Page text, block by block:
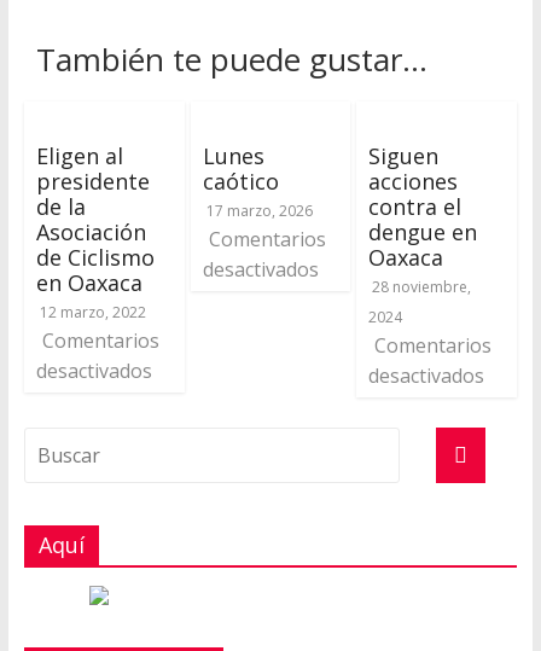
También te puede gustar...
Eligen al
presidente
de la
Asociación
de Ciclismo
en Oaxaca
12 marzo, 2022
Comentarios
desactivados
Lunes
caótico
17 marzo, 2026
Comentarios
desactivados
Siguen
acciones
contra el
dengue en
Oaxaca
28 noviembre,
2024
Comentarios
desactivados
Aquí